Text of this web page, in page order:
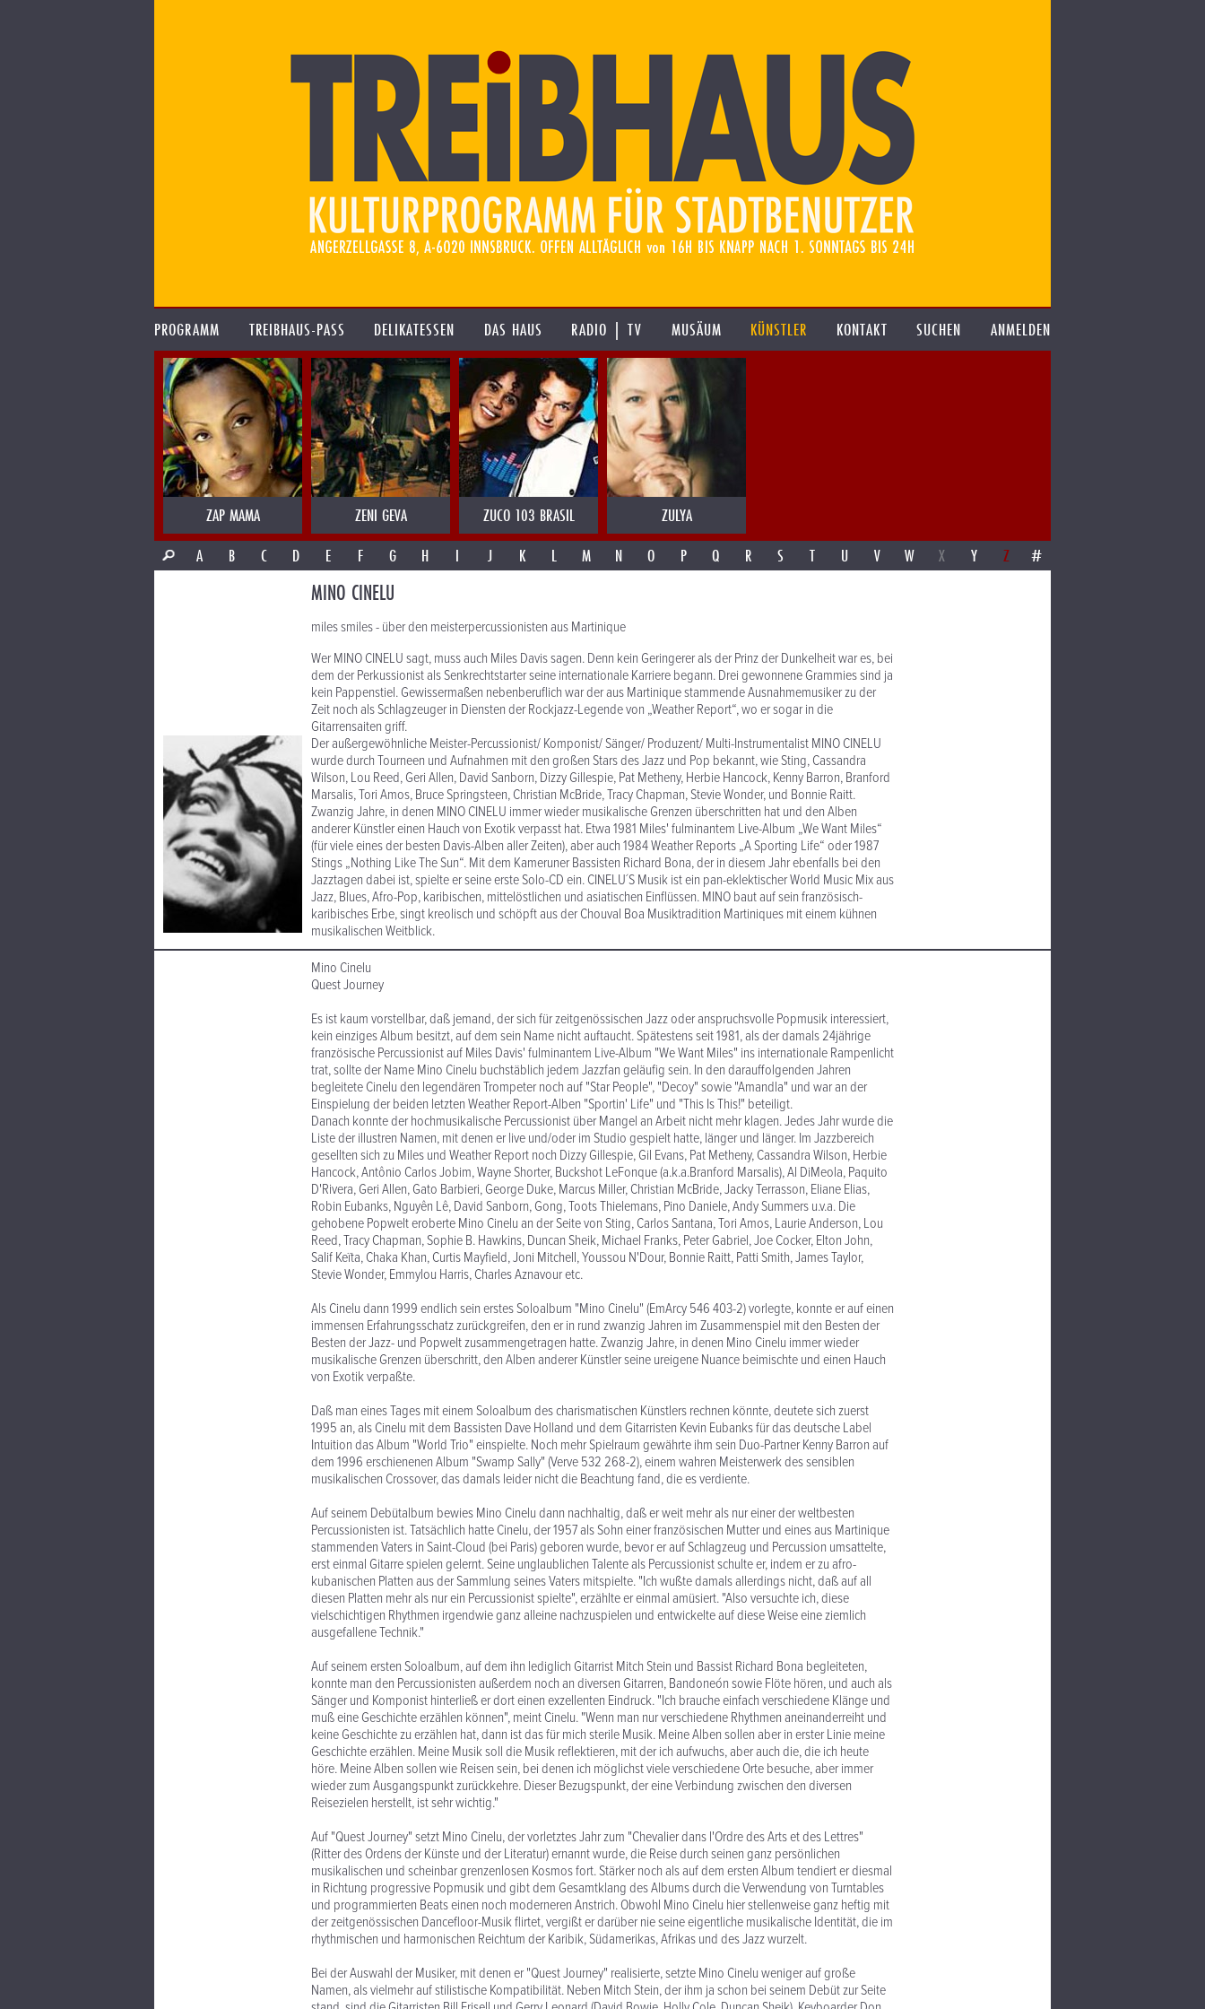
PROGRAMM TREIBHAUS-PASS DELIKATESSEN DAS HAUS RADIO | TV MUSÄUM KÜNSTLER KONTAKT SUCHEN ANMELDEN
ZAP MAMA ZENI GEVA ZUCO 103 BRASIL
ZULYA
A
B C D E F G H I J K L M N O P Q R S T U V W X Y Z #
MINO CINELU
miles smiles - über den meisterpercussionisten aus Martinique
Wer MINO CINELU sagt, muss auch Miles Davis sagen. Denn kein Geringerer als der Prinz der Dunkelheit war es, bei
dem der Perkussionist als Senkrechtstarter seine internationale Karriere begann. Drei gewonnene Grammies sind ja
kein Pappenstiel. Gewissermaßen nebenberuflich war der aus Martinique stammende Ausnahmemusiker zu der
Zeit noch als Schlagzeuger in Diensten der Rockjazz-Legende von „Weather Report“, wo er sogar in die
Gitarrensaiten griff.
Der außergewöhnliche Meister-Percussionist/ Komponist/ Sänger/ Produzent/ Multi-Instrumentalist MINO CINELU
wurde durch Tourneen und Aufnahmen mit den großen Stars des Jazz und Pop bekannt, wie Sting, Cassandra
Wilson, Lou Reed, Geri Allen, David Sanborn, Dizzy Gillespie, Pat Metheny, Herbie Hancock, Kenny Barron, Branford
Marsalis, Tori Amos, Bruce Springsteen, Christian McBride, Tracy Chapman, Stevie Wonder, und Bonnie Raitt.
Zwanzig Jahre, in denen MINO CINELU immer wieder musikalische Grenzen überschritten hat und den Alben
anderer Künstler einen Hauch von Exotik verpasst hat. Etwa 1981 Miles' fulminantem Live-Album „We Want Miles“
(für viele eines der besten Davis-Alben aller Zeiten), aber auch 1984 Weather Reports „A Sporting Life“ oder 1987
Stings „Nothing Like The Sun“. Mit dem Kameruner Bassisten Richard Bona, der in diesem Jahr ebenfalls bei den
Jazztagen dabei ist, spielte er seine erste Solo-CD ein. CINELU´S Musik ist ein pan-eklektischer World Music Mix aus
Jazz, Blues, Afro-Pop, karibischen, mittelöstlichen und asiatischen Einflüssen. MINO baut auf sein französisch-
karibisches Erbe, singt kreolisch und schöpft aus der Chouval Boa Musiktradition Martiniques mit einem kühnen
musikalischen Weitblick.
Mino Cinelu
Quest Journey
Es ist kaum vorstellbar, daß jemand, der sich für zeitgenössischen Jazz oder anspruchsvolle Popmusik interessiert,
kein einziges Album besitzt, auf dem sein Name nicht auftaucht. Spätestens seit 1981, als der damals 24jährige
französische Percussionist auf Miles Davis' fulminantem Live-Album "We Want Miles" ins internationale Rampenlicht
trat, sollte der Name Mino Cinelu buchstäblich jedem Jazzfan geläufig sein. In den darauffolgenden Jahren
begleitete Cinelu den legendären Trompeter noch auf "Star People", "Decoy" sowie "Amandla" und war an der
Einspielung der beiden letzten Weather Report-Alben "Sportin' Life" und "This Is This!" beteiligt.
Danach konnte der hochmusikalische Percussionist über Mangel an Arbeit nicht mehr klagen. Jedes Jahr wurde die
Liste der illustren Namen, mit denen er live und/oder im Studio gespielt hatte, länger und länger. Im Jazzbereich
gesellten sich zu Miles und Weather Report noch Dizzy Gillespie, Gil Evans, Pat Metheny, Cassandra Wilson, Herbie
Hancock, Antônio Carlos Jobim, Wayne Shorter, Buckshot LeFonque (a.k.a.Branford Marsalis), Al DiMeola, Paquito
D'Rivera, Geri Allen, Gato Barbieri, George Duke, Marcus Miller, Christian McBride, Jacky Terrasson, Eliane Elias,
Robin Eubanks, Nguyên Lê, David Sanborn, Gong, Toots Thielemans, Pino Daniele, Andy Summers u.v.a. Die
gehobene Popwelt eroberte Mino Cinelu an der Seite von Sting, Carlos Santana, Tori Amos, Laurie Anderson, Lou
Reed, Tracy Chapman, Sophie B. Hawkins, Duncan Sheik, Michael Franks, Peter Gabriel, Joe Cocker, Elton John,
Salif Keïta, Chaka Khan, Curtis Mayfield, Joni Mitchell, Youssou N'Dour, Bonnie Raitt, Patti Smith, James Taylor,
Stevie Wonder, Emmylou Harris, Charles Aznavour etc.
Als Cinelu dann 1999 endlich sein erstes Soloalbum "Mino Cinelu" (EmArcy 546 403-2) vorlegte, konnte er auf einen
immensen Erfahrungsschatz zurückgreifen, den er in rund zwanzig Jahren im Zusammenspiel mit den Besten der
Besten der Jazz- und Popwelt zusammengetragen hatte. Zwanzig Jahre, in denen Mino Cinelu immer wieder
musikalische Grenzen überschritt, den Alben anderer Künstler seine ureigene Nuance beimischte und einen Hauch
von Exotik verpaßte.
Daß man eines Tages mit einem Soloalbum des charismatischen Künstlers rechnen könnte, deutete sich zuerst
1995 an, als Cinelu mit dem Bassisten Dave Holland und dem Gitarristen Kevin Eubanks für das deutsche Label
Intuition das Album "World Trio" einspielte. Noch mehr Spielraum gewährte ihm sein Duo-Partner Kenny Barron auf
dem 1996 erschienenen Album "Swamp Sally" (Verve 532 268-2), einem wahren Meisterwerk des sensiblen
musikalischen Crossover, das damals leider nicht die Beachtung fand, die es verdiente.
Auf seinem Debütalbum bewies Mino Cinelu dann nachhaltig, daß er weit mehr als nur einer der weltbesten
Percussionisten ist. Tatsächlich hatte Cinelu, der 1957 als Sohn einer französischen Mutter und eines aus Martinique
stammenden Vaters in Saint-Cloud (bei Paris) geboren wurde, bevor er auf Schlagzeug und Percussion umsattelte,
erst einmal Gitarre spielen gelernt. Seine unglaublichen Talente als Percussionist schulte er, indem er zu afro-
kubanischen Platten aus der Sammlung seines Vaters mitspielte. "Ich wußte damals allerdings nicht, daß auf all
diesen Platten mehr als nur ein Percussionist spielte", erzählte er einmal amüsiert. "Also versuchte ich, diese
vielschichtigen Rhythmen irgendwie ganz alleine nachzuspielen und entwickelte auf diese Weise eine ziemlich
ausgefallene Technik."
Auf seinem ersten Soloalbum, auf dem ihn lediglich Gitarrist Mitch Stein und Bassist Richard Bona begleiteten,
konnte man den Percussionisten außerdem noch an diversen Gitarren, Bandoneón sowie Flöte hören, und auch als
Sänger und Komponist hinterließ er dort einen exzellenten Eindruck. "Ich brauche einfach verschiedene Klänge und
muß eine Geschichte erzählen können", meint Cinelu. "Wenn man nur verschiedene Rhythmen aneinanderreiht und
keine Geschichte zu erzählen hat, dann ist das für mich sterile Musik. Meine Alben sollen aber in erster Linie meine
Geschichte erzählen. Meine Musik soll die Musik reflektieren, mit der ich aufwuchs, aber auch die, die ich heute
höre. Meine Alben sollen wie Reisen sein, bei denen ich möglichst viele verschiedene Orte besuche, aber immer
wieder zum Ausgangspunkt zurückkehre. Dieser Bezugspunkt, der eine Verbindung zwischen den diversen
Reisezielen herstellt, ist sehr wichtig."
Auf "Quest Journey" setzt Mino Cinelu, der vorletztes Jahr zum "Chevalier dans l'Ordre des Arts et des Lettres"
(Ritter des Ordens der Künste und der Literatur) ernannt wurde, die Reise durch seinen ganz persönlichen
musikalischen und scheinbar grenzenlosen Kosmos fort. Stärker noch als auf dem ersten Album tendiert er diesmal
in Richtung progressive Popmusik und gibt dem Gesamtklang des Albums durch die Verwendung von Turntables
und programmierten Beats einen noch moderneren Anstrich. Obwohl Mino Cinelu hier stellenweise ganz heftig mit
der zeitgenössischen Dancefloor-Musik flirtet, vergißt er darüber nie seine eigentliche musikalische Identität, die im
rhythmischen und harmonischen Reichtum der Karibik, Südamerikas, Afrikas und des Jazz wurzelt.
Bei der Auswahl der Musiker, mit denen er "Quest Journey" realisierte, setzte Mino Cinelu weniger auf große
Namen, als vielmehr auf stilistische Kompatibilität. Neben Mitch Stein, der ihm ja schon bei seinem Debüt zur Seite